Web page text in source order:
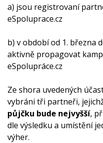
a) jsou registrovaní
eSpoluprace.cz
b) v období od 1. března
aktivně propagovat
eSpolupráce.cz
Ze shora uvedených
vybráni tři partneři,
půjčku bude nejvyšší,
dle výsledku a umístění
výher.